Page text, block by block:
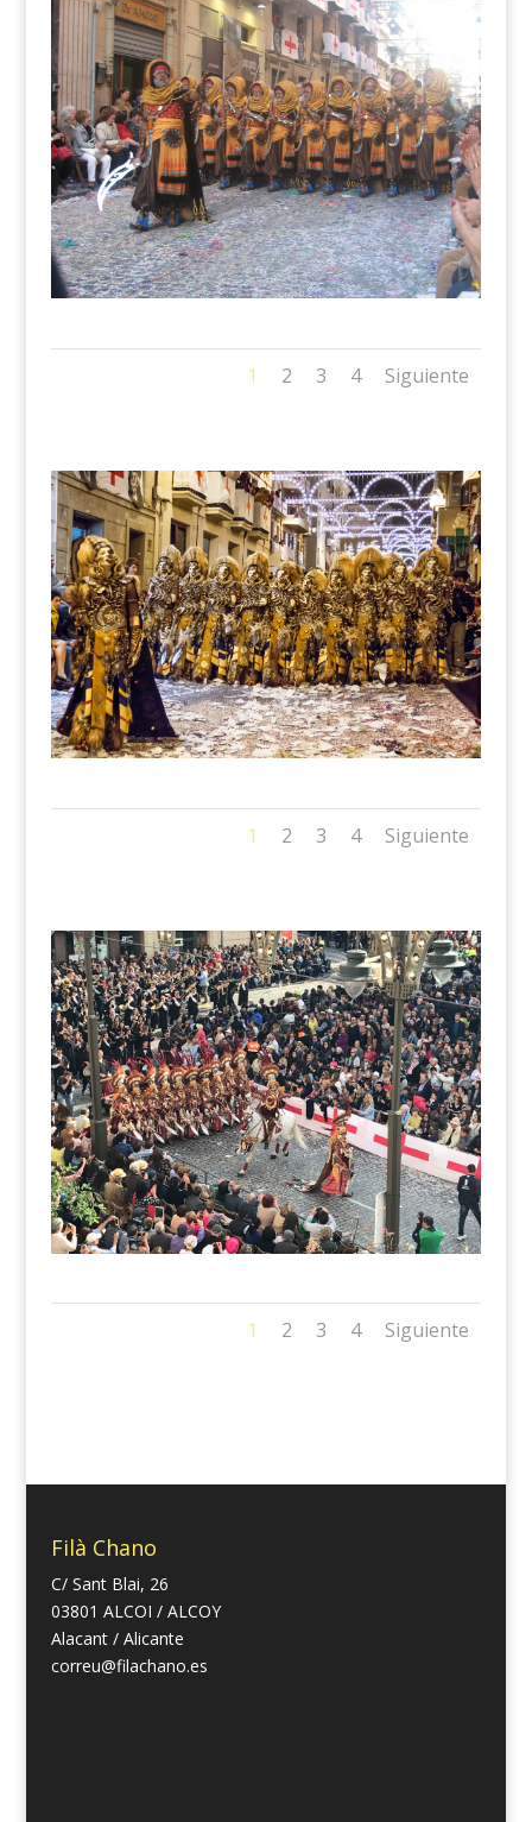
1 2 3 4 Siguiente
1 2 3 4 Siguiente
1 2 3 4 Siguiente
Filà Chano
C/ Sant Blai, 26
03801 ALCOI / ALCOY
Alacant / Alicante
correu@filachano.es